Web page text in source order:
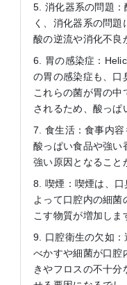
5. 消化器系の問題
く、消化器系の問
酸の逆流や消化不良
6. 胃の感染症：
の胃の感染症も、口
これらの菌が胃の中
されるため、酸っぱ
7. 食生活：食事内容
酸っぱい食品や強い
強い原因となること
8. 喫煙：喫煙は、
よって口腔内の細菌
こす物質が増加しま
9. 口腔衛生の欠如
べかすや細菌が口腔
きやフロスの不十分